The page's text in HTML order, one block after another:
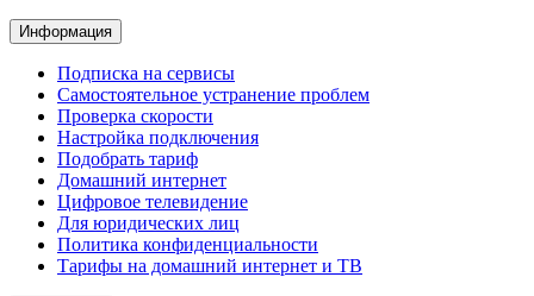
Информация
Подписка на сервисы
Самостоятельное устранение проблем
Проверка скорости
Настройка подключения
Подобрать тариф
Домашний интернет
Цифровое телевидение
Для юридических лиц
Политика конфиденциальности
Тарифы на домашний интернет и ТВ